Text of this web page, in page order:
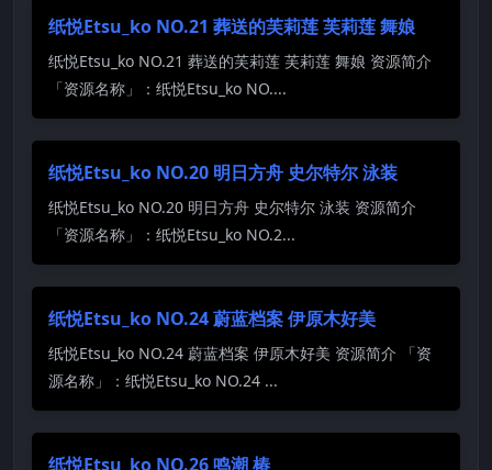
纸悦Etsu_ko NO.21 葬送的芙莉莲 芙莉莲 舞娘
纸悦Etsu_ko NO.21 葬送的芙莉莲 芙莉莲 舞娘 资源简介
「资源名称」：纸悦Etsu_ko NO....
纸悦Etsu_ko NO.20 明日方舟 史尔特尔 泳装
纸悦Etsu_ko NO.20 明日方舟 史尔特尔 泳装 资源简介
「资源名称」：纸悦Etsu_ko NO.2...
纸悦Etsu_ko NO.24 蔚蓝档案 伊原木好美
纸悦Etsu_ko NO.24 蔚蓝档案 伊原木好美 资源简介 「资
源名称」：纸悦Etsu_ko NO.24 ...
纸悦Etsu_ko NO.26 鸣潮 椿